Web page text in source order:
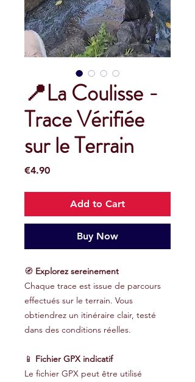
📍La Coulisse -
Trace Vérifiée
sur le Terrain
€4.90Price
Add to Cart
Buy Now
🧭 Explorez sereinement
Chaque trace est issue de parcours
effectués sur le terrain. Vous
obtiendrez un itinéraire clair, testé
dans des conditions réelles.
📱 Fichier GPX indicatif
Le fichier GPX peut être utilisé